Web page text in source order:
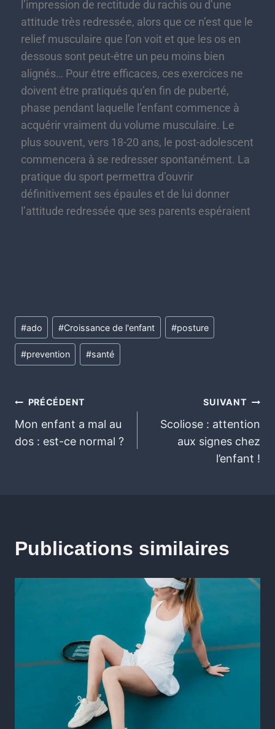
l’impression de rectitude du rachis ou d’une
attitude très redressée, alors que ce n’est que le
relief musculaire que l’on voit et que les os en
dessous sont peut-être un peu moins bien
alignés… Pour être efficaces, ces exercices ne
doivent être pratiqués qu’en fin de puberté,
phase pendant laquelle l’enfant commence à
acquérir vraiment du volume musculaire. Le
plus souvent, vers 18-20 ans, le post-adolescent
commencera à se redresser spontanément. La
pratique du sport permettra d’ouvrir
définitivement ses épaules et de lui donner
l’attitude redressée que ses parents espéraient
#ado #Croissance de l'enfant #posture
#prevention #santé
PRÉCÉDENT
Mon enfant a mal au
dos : est-ce normal ?
SUIVANT
Scoliose : attention
aux signes chez
l’enfant !
Publications similaires